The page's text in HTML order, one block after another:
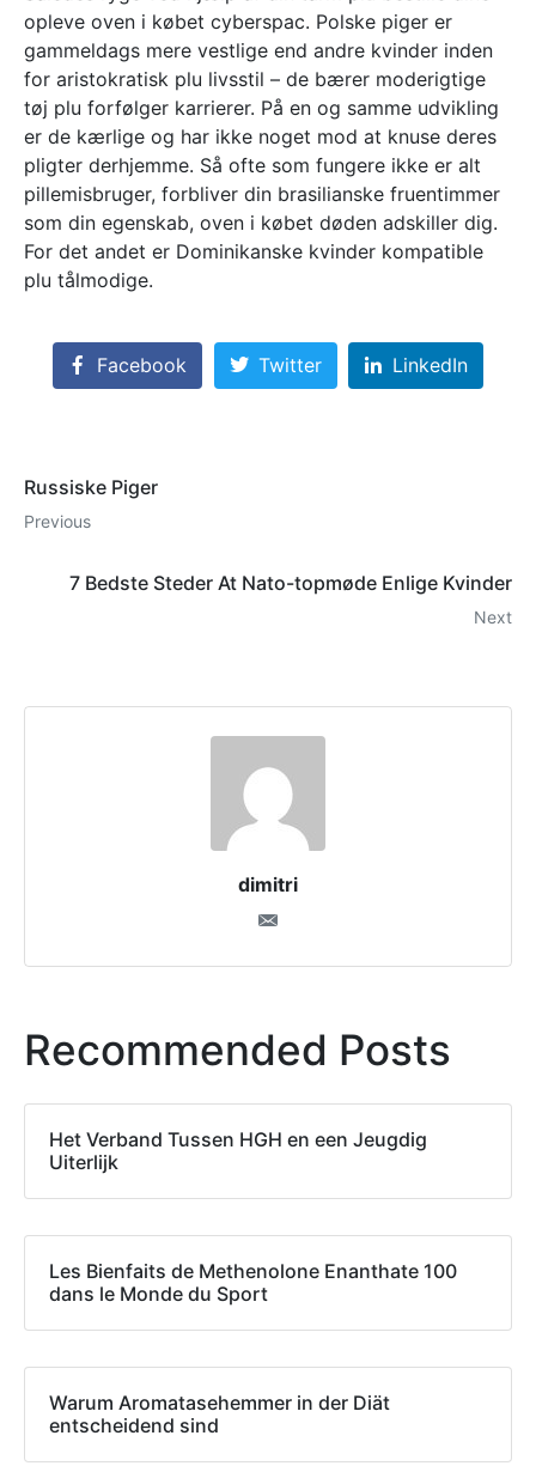
opleve oven i købet cyberspac. Polske piger er
gammeldags mere vestlige end andre kvinder inden
for aristokratisk plu livsstil – de bærer moderigtige
tøj plu forfølger karrierer. På en og samme udvikling
er de kærlige og har ikke noget mod at knuse deres
pligter derhjemme. Så ofte som fungere ikke er alt
pillemisbruger, forbliver din brasilianske fruentimmer
som din egenskab, oven i købet døden adskiller dig.
For det andet er Dominikanske kvinder kompatible
plu tålmodige.
Facebook Twitter LinkedIn
Russiske Piger
Previous
7 Bedste Steder At Nato-topmøde Enlige Kvinder
Next
dimitri
Recommended Posts
Het Verband Tussen HGH en een Jeugdig
Uiterlijk
Les Bienfaits de Methenolone Enanthate 100
dans le Monde du Sport
Warum Aromatasehemmer in der Diät
entscheidend sind